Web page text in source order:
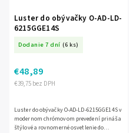
Luster do obývačky O-AD-LD-
6215GGE14S
Dodanie 7 dní (6 ks)
€39,75 bez DPH
€48,89
Luster do obývačky O-AD-LD-6215GGE14S v
modernom chrómovom prevedení prináša
štýlové a rovnomerné osvetlenie do